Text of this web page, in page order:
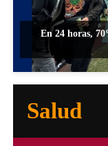
En 24 horas,
Salud